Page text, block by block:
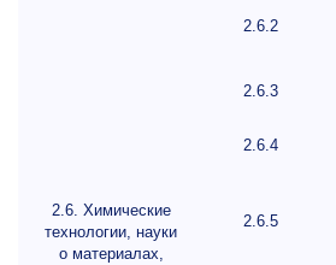
2.6. Химические
технологии, науки
о материалах,
2.6.2
2.6.3
2.6.4
2.6.5